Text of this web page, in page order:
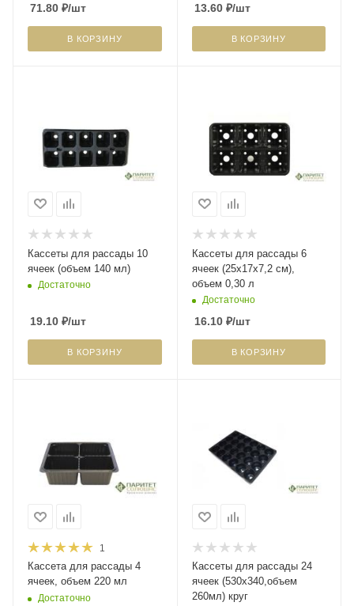
71.80 ₽/шт
В КОРЗИНУ
13.60₽/шт
В КОРЗИНУ
Кассеты для рассады 10
ячеек (объем 140 мл)
Достаточно
19.10 ₽/шт
В КОРЗИНУ
Кассеты для рассады 6
ячеек (25х17х7,2 см),
объем 0,30 л
Достаточно
16.10₽/шт
В КОРЗИНУ
1
Кассета для рассады 4
ячеек, объем 220 мл
Достаточно
Кассеты для рассады 24
ячеек (530х340,объем
260мл) круг